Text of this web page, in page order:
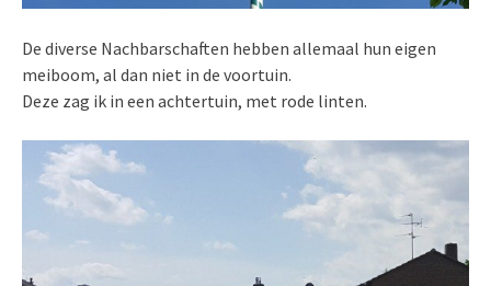
De diverse Nachbarschaften hebben allemaal hun eigen
meiboom, al dan niet in de voortuin.
Deze zag ik in een achtertuin, met rode linten.